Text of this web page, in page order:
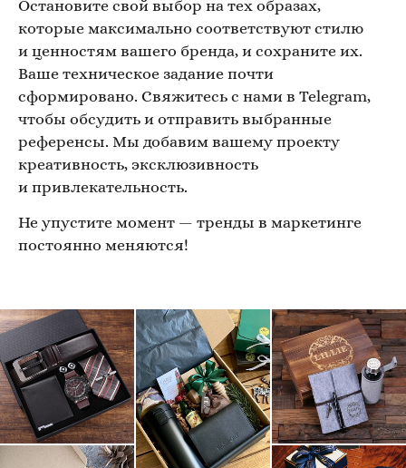
Остановите свой выбор на тех образах,
которые максимально соответствуют стилю
и ценностям вашего бренда, и сохраните их.
Ваше техническое задание почти
сформировано. Свяжитесь с нами в Telegram,
чтобы обсудить и отправить выбранные
референсы. Мы добавим вашему проекту
креативность, эксклюзивность
и привлекательность.
Не упустите момент — тренды в маркетинге
постоянно меняются!